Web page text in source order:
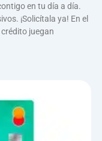
en tu día a día.
¡Solicítala ya! En el
juegan